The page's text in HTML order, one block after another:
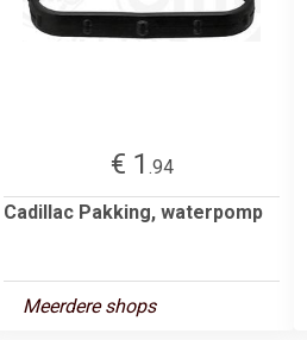
€ 1 .94
Cadillac Pakking, waterpomp
Meerdere shops